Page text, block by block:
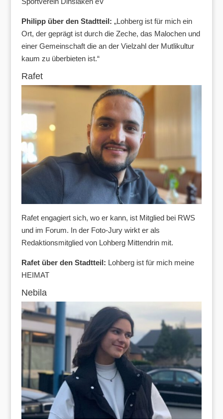
Philipp über den Stadtteil: „Lohberg ist für mich ein
Ort, der geprägt ist durch die Zeche, das Malochen und
einer Gemeinschaft die an der Vielzahl der Mutlikultur
kaum zu überbieten ist.“
Rafet
Rafet engagiert sich, wo er kann, ist Mitglied bei RWS
und im Forum. In der Foto-Jury wirkt er als
Redaktionsmitglied von Lohberg Mittendrin mit.
Rafet über den Stadtteil: Lohberg ist für mich meine
HEIMAT
Nebila